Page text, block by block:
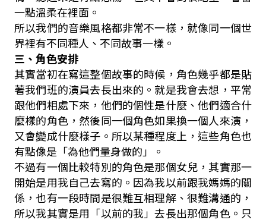
一點溫柔在裡面。
所以我們的音樂風格都非常不一樣，就像同一個世
界裡有不同種人、不同故事一樣。
三、角色安排
其實當初在寫這整個故事的時候，角色幾乎都是貼
著我們班的演員去長出來的。就是我會去想，平常
跟他們相處下來，他們的個性是什麼、他們適合什
麼樣的角色，然後同一個角色如果換一個人來演，
又會變成什麼樣子。所以某種程度上，這些角色也
有點像是「為他們量身做的」。
不過有一個比較特別的角色是那個女兒，其實那一
開始是用我自己去寫的。因為我以前跟我媽媽的關
係，也有一段時間是很難互相理解、很難溝通的，
所以我其實是用「以前的我」去長出那個角色。只